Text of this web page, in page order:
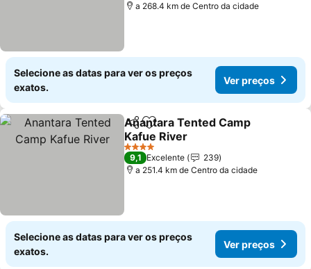
a 268.4 km de Centro da cidade
Selecione as datas para ver os preços
exatos.
Ver preços
PartilharAdicionar aos favoritos
Anantara Tented Camp
Kafue River
Ver preços
4 Estrelas
9,1 Excelente
239
a 251.4 km de Centro da cidade
Selecione as datas para ver os preços
exatos.
Ver preços